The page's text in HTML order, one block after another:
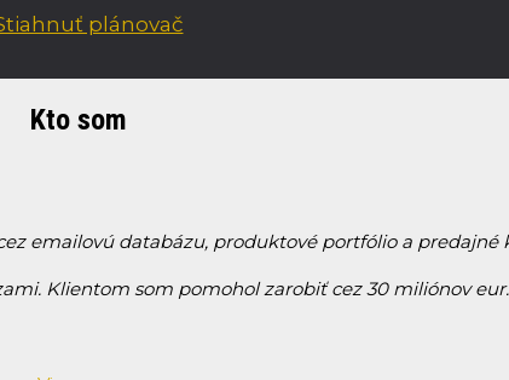
Kto som
emailovú databázu, produktové portfólio a predajné
Klientom som pomohol zarobiť cez 30 miliónov eur.